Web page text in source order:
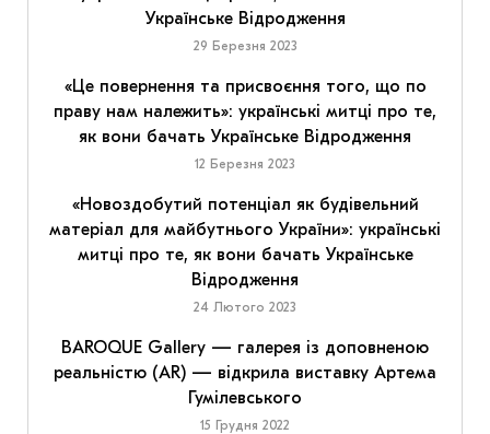
Українське Відродження
29 Березня 2023
«Це повернення та присвоєння того, що по
праву нам належить»: українські митці про те,
як вони бачать Українське Відродження
12 Березня 2023
«Новоздобутий потенціал як будівельний
матеріал для майбутнього України»: українські
митці про те, як вони бачать Українське
Відродження
24 Лютого 2023
BAROQUE Gallery — галерея із доповненою
реальністю (AR) — відкрила виставку Артема
Гумілевського
15 Грудня 2022